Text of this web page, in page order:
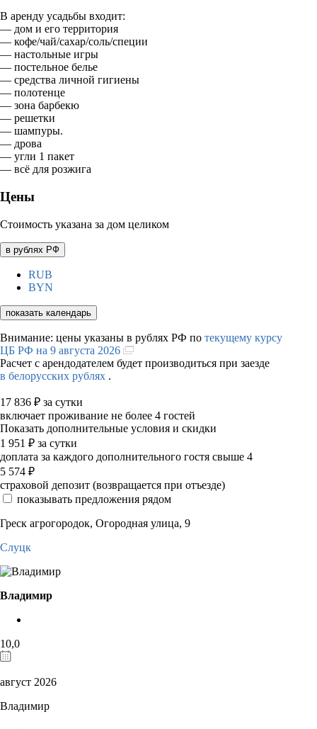
В аренду усадьбы входит:
— дом и его территория
— кофе/чай/сахар/соль/специи
— настольные игры
— постельное белье
— средства личной гигиены
— полотенце
— зона барбекю
— решетки
— шампуры.
— дрова
— угли 1 пакет
— всё для розжига
Цены
Стоимость указана за дом целиком
в рублях РФ
RUB
BYN
показать календарь
Внимание: цены указаны в рублях РФ по текущему курсу
ЦБ РФ на 9 августа 2026
Расчет с арендодателем будет производиться при заезде
в белорусских рублях .
17 836 ₽ за сутки
включает проживание не более 4 гостей
Показать дополнительные условия и скидки
1 951 ₽ за сутки
доплата за каждого дополнительного гостя свыше 4
5 574 ₽
страховой депозит (возвращается при отъезде)
показывать предложения рядом
Греск агрогородок, Огородная улица, 9
Слуцк
Владимир
10,0
август 2026
Владимир